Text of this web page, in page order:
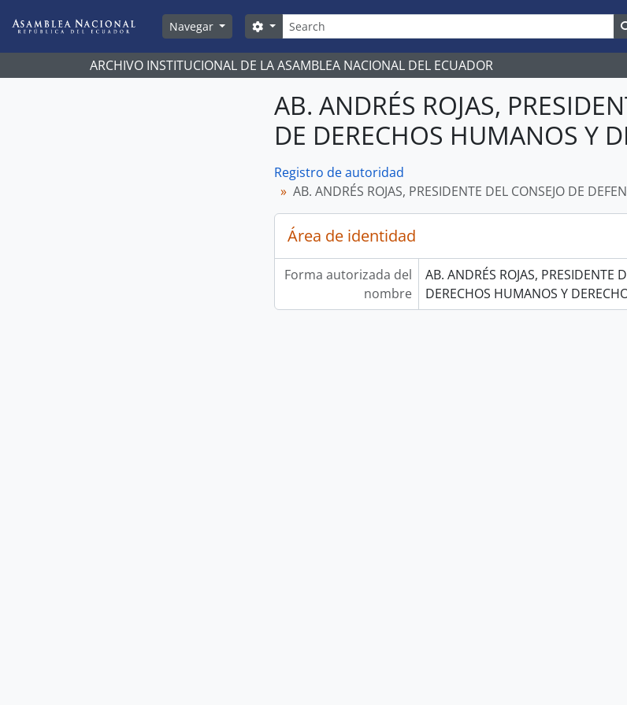
Navegar
Búsqueda
Search options
ARCHIVO INSTITUCIONAL DE LA ASAMBLEA NACIONAL DEL ECUADOR
AB. ANDRÉS ROJAS,
DE DERECHOS HUMANOS Y
Registro de autoridad
AB. ANDRÉS ROJAS, PRESIDENTE DEL CONSEJO DE
Área de identidad
Forma autorizada del
nombre
AB. ANDRÉS ROJAS, PRESIDENTE
DERECHOS HUMANOS Y